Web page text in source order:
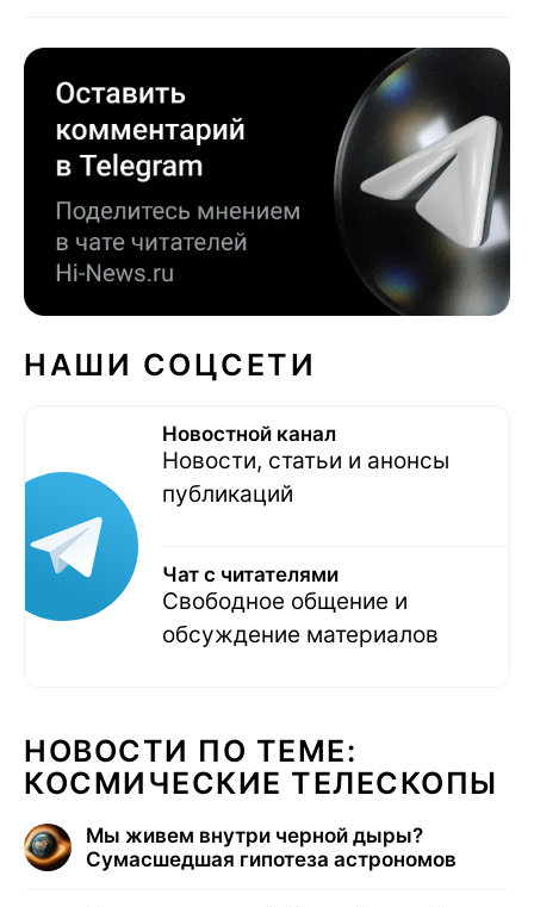
НАШИ СОЦСЕТИ
Новостной канал
Новости, статьи и анонсы
публикаций
Чат с читателями
Свободное общение и
обсуждение материалов
НОВОСТИ ПО ТЕМЕ:
КОСМИЧЕСКИЕ ТЕЛЕСКОПЫ
Мы живем внутри черной дыры?
Сумасшедшая гипотеза астрономов